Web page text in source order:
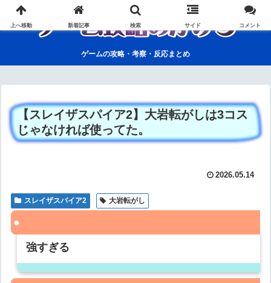
ゲームの攻略・考察・反応まとめ
【スレイザスパイア2】大岩転がしは3コス
じゃなければ使ってた。
2026.05.14
スレイザスパイア2 大岩転がし
強すぎる
上へ移動 新着記事 検索 サイド コメント